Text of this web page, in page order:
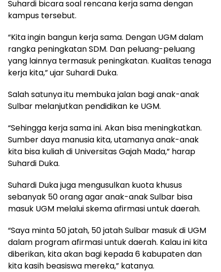
Suhardi bicara soal rencana kerja sama dengan
kampus tersebut.
“Kita ingin bangun kerja sama. Dengan UGM dalam
rangka peningkatan SDM. Dan peluang-peluang
yang lainnya termasuk peningkatan. Kualitas tenaga
kerja kita,” ujar Suhardi Duka.
Salah satunya itu membuka jalan bagi anak-anak
Sulbar melanjutkan pendidikan ke UGM.
“Sehingga kerja sama ini. Akan bisa meningkatkan.
Sumber daya manusia kita, utamanya anak-anak
kita bisa kuliah di Universitas Gajah Mada,” harap
Suhardi Duka.
Suhardi Duka juga mengusulkan kuota khusus
sebanyak 50 orang agar anak-anak Sulbar bisa
masuk UGM melalui skema afirmasi untuk daerah.
“Saya minta 50 jatah, 50 jatah Sulbar masuk di UGM
dalam program afirmasi untuk daerah. Kalau ini kita
diberikan, kita akan bagi kepada 6 kabupaten dan
kita kasih beasiswa mereka,” katanya.